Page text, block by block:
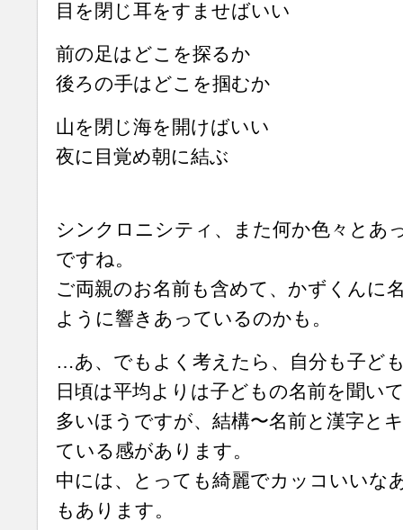
目を閉じ耳をすませばいい
前の足はどこを探るか
後ろの手はどこを掴むか
山を閉じ海を開けばいい
夜に目覚め朝に結ぶ
シンクロニシティ、また何か色々とあ
ですね。
ご両親のお名前も含めて、かずくんに
ように響きあっているのかも。
…あ、でもよく考えたら、自分も子ど
日頃は平均よりは子どもの名前を聞い
多いほうですが、結構〜名前と漢字と
ている感があります。
中には、とっても綺麗でカッコいいな
もあります。